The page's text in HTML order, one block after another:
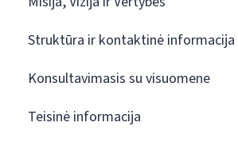
Struktūra ir kontaktinė informacija
Konsultavimasis su visuomene
Teisinė informacija